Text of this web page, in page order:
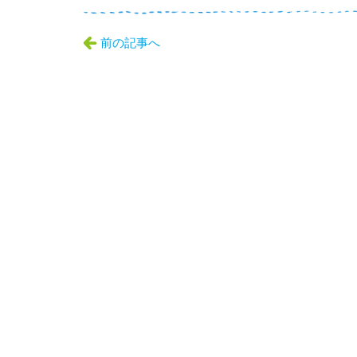
前の記事へ